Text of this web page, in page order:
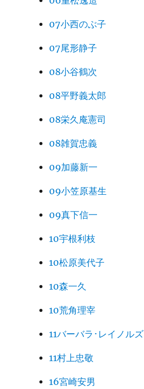
07小西のぶ子
07尾形静子
08小谷鶴次
08平野義太郎
08栄久庵憲司
08雑賀忠義
09加藤新一
09小笠原基生
09真下信一
10宇根利枝
10松原美代子
10森一久
10荒角理宰
11バーバラ･レイノルズ
11村上忠敬
16宮崎安男